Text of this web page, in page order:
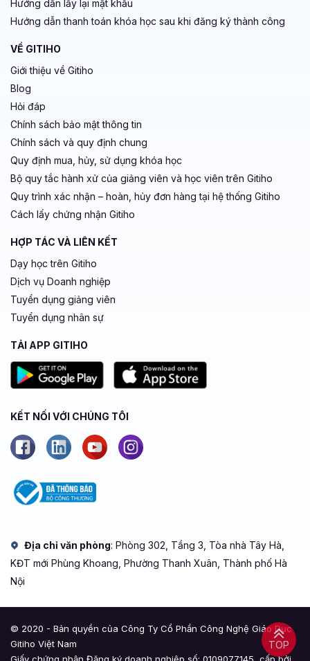
TOP
Hướng dẫn lấy lại mật khẩu
Hướng dẫn thanh toán khóa học sau khi đăng ký thành công
VỀ GITIHO
Giới thiệu về Gitiho
Blog
Hỏi đáp
Chính sách bảo mật thông tin
Chính sách và quy định chung
Quy định mua, hủy, sử dụng khóa học
Bộ quy tắc hành xử của giảng viên và học viên trên Gitiho
Quy trình xác nhận – hoàn, hủy đơn hàng tại hệ thống Gitiho
Cách lấy chứng nhận Gitiho
HỢP TÁC VÀ LIÊN KẾT
Dạy học trên Gitiho
Dịch vụ Doanh nghiệp
Tuyển dụng giảng viên
Tuyển dụng nhân sự
TẢI APP GITIHO
KẾT NỐI VỚI CHÚNG TÔI
Địa chỉ văn phòng: Phòng 302, Tầng 3, Tòa nhà Tây Hà,
KĐT mới Phùng Khoang, Phường Thanh Xuân, Thành phố Hà
Nội
© 2020 - Bản quyền của Công Ty Cổ Phần Công Nghệ Giáo Dục
Gitiho Việt Nam